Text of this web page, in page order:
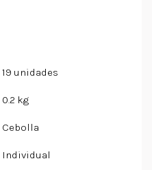
19 unidades
0.2 kg
Cebolla
Individual